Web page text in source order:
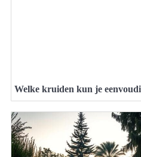
Welke kruiden kun je